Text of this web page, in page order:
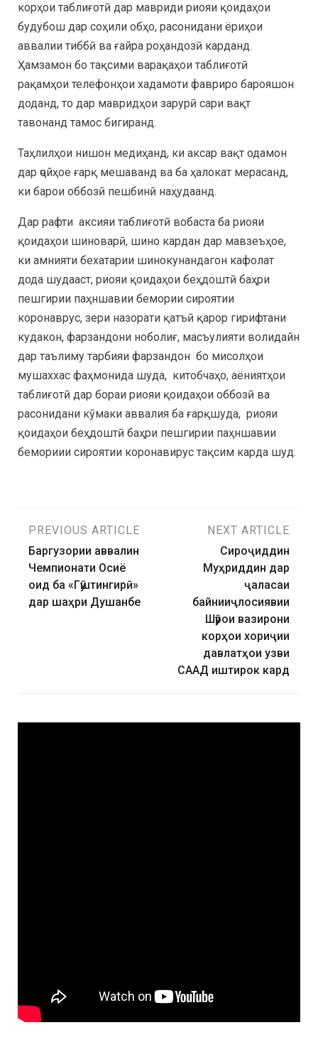
корҳои таблиғотӣ дар мавриди риояи қоидаҳои
будубош дар соҳили обҳо, расонидани ёриҳои
аввалии тиббӣ ва ғайра роҳандозӣ карданд.
Ҳамзамон бо тақсими варақаҳои таблиғотӣ
рақамҳои телефонҳои хадамоти фавриро барояшон
доданд, то дар мавридҳои зарурӣ сари вақт
тавонанд тамос бигиранд.
Таҳлилҳои нишон медиҳанд, ки аксар вақт одамон
дар ҷойҳое ғарқ мешаванд ва ба ҳалокат мерасанд,
ки барои оббозӣ пешбинӣ наҳудаанд.
Дар рафти аксияи таблиғотӣ вобаста ба риояи
қоидаҳои шиноварӣ, шино кардан дар мавзеъҳое,
ки амнияти бехатарии шинокунандагон кафолат
дода шудааст, риояи қоидаҳои беҳдоштӣ баҳри
пешгирии паҳншавии бемории сироятии
коронаврус, зери назорати қатъӣ қарор гирифтани
кудакон, фарзандони ноболиғ, масъулияти волидайн
дар таълиму тарбияи фарзандон бо мисолҳои
мушаххас фаҳмонида шуда, китобчаҳо, аёниятҳои
таблиғотӣ дар бораи риояи қоидаҳои оббозӣ ва
расонидани кӯмаки аввалия ба ғарқшуда, риояи
қоидаҳои беҳдоштӣ баҳри пешгирии паҳншавии
бемориии сироятии коронавирус тақсим карда шуд.
PREVIOUS ARTICLE
Баргузории аввалин
Чемпионати Осиё
оид ба «Гӯштингирӣ»
дар шаҳри Душанбе
NEXT ARTICLE
Сироҷиддин
Муҳриддин дар
ҷаласаи
байнииҷлосиявии
Шӯрои вазирони
корҳои хориҷии
давлатҳои узви
СААД иштирок кард